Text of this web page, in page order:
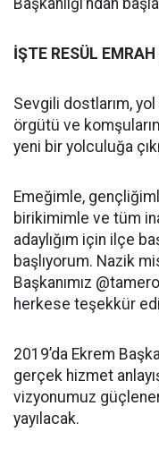
Başkanlığı’ndan
İŞTE RESÜL
Sevgili dostlarım,
örgütü ve
yeni bir yolculuğa
Emeğimle,
birikimimle ve tüm
adaylığım için ilçe
başlıyorum. Nazik
Başkanımız
herkese teşekkür
2019’da Ekrem
gerçek hizmet
vizyonumuz
yayılacak.